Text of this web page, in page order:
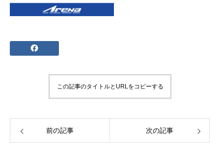
この記事のタイトルとURLをコピーする
前の記事 次の記事